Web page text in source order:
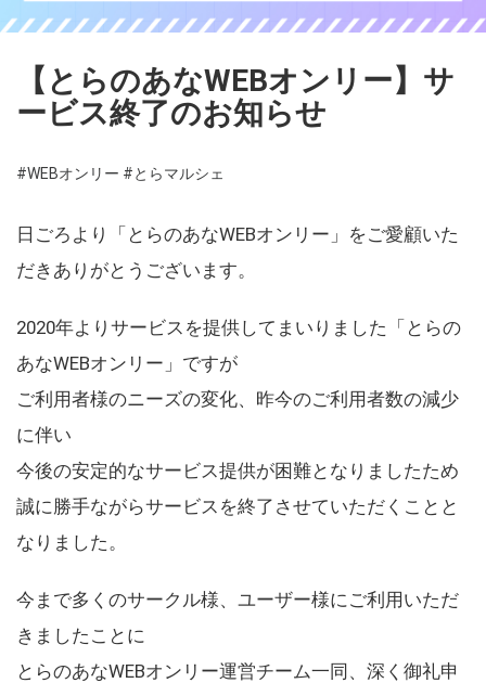
【とらのあなWEBオンリー】サ
ービス終了のお知らせ
#WEBオンリー #とらマルシェ
日ごろより「とらのあなWEBオンリー」をご愛顧いた
だきありがとうございます。
2020年よりサービスを提供してまいりました「とらの
あなWEBオンリー」ですが
ご利用者様のニーズの変化、昨今のご利用者数の減少
に伴い
今後の安定的なサービス提供が困難となりましたため
誠に勝手ながらサービスを終了させていただくことと
なりました。
今まで多くのサークル様、ユーザー様にご利用いただ
きましたことに
とらのあなWEBオンリー運営チーム一同、深く御礼申